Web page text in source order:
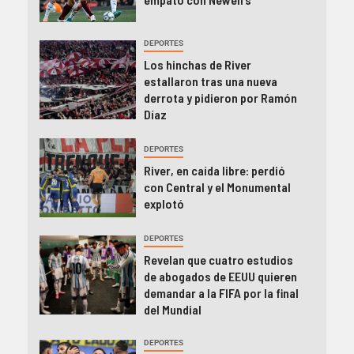
DEPORTES
Los hinchas de River
estallaron tras una nueva
derrota y pidieron por Ramón
Díaz
DEPORTES
River, en caída libre: perdió
con Central y el Monumental
explotó
DEPORTES
Revelan que cuatro estudios
de abogados de EEUU quieren
demandar a la FIFA por la final
del Mundial
DEPORTES